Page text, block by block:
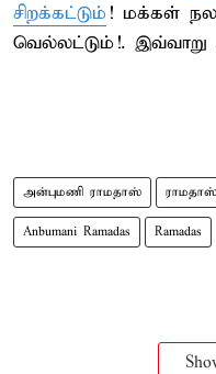
சிறக்கட்டும் ! மக்கள்
வெல்லட்டும்!. இவ்வாறு
அன்புமணி ராமதாஸ் ராமதாஸ்
Anbumani Ramadas Ramadas